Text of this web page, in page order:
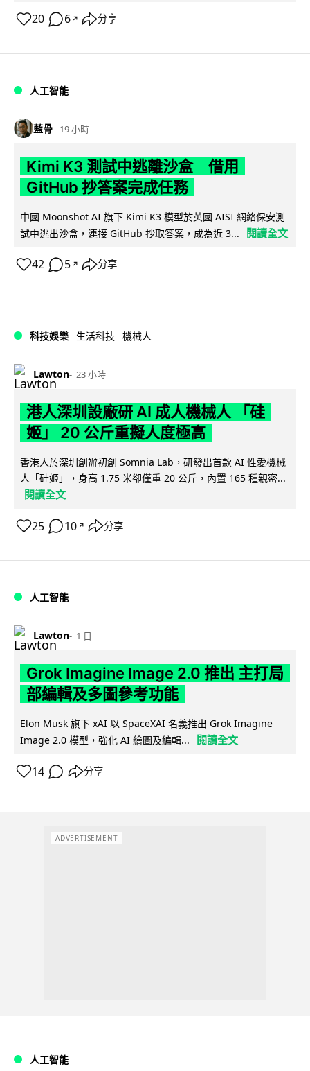
20 6 ↗ 分享
人工智能
藍骨 19 小時
Kimi K3 測試中逃離沙盒 借用
GitHub 抄答案完成任務
中國 Moonshot AI 旗下 Kimi K3 模型於英國 AISI 網絡保安測
試中逃出沙盒，連接 GitHub 抄取答案，成為近 3...
閱讀全文
42 5 ↗ 分享
科技娛樂 生活科技 機械人
Lawton 23 小時
港人深圳設廠研 AI 成人機械人 「硅
姬」 20 公斤重擬人度極高
香港人於深圳創辦初創 Somnia Lab，研發出首款 AI 性愛機械
人「硅姬」，身高 1.75 米卻僅重 20 公斤，內置 165 種親密...
閱讀全文
25 10 ↗ 分享
人工智能
Lawton 1 日
Grok Imagine Image 2.0 推出 主打局
部編輯及多圖參考功能
Elon Musk 旗下 xAI 以 SpaceXAI 名義推出 Grok Imagine
Image 2.0 模型，強化 AI 繪圖及編輯...
閱讀全文
14 分享
ADVERTISEMENT
人工智能